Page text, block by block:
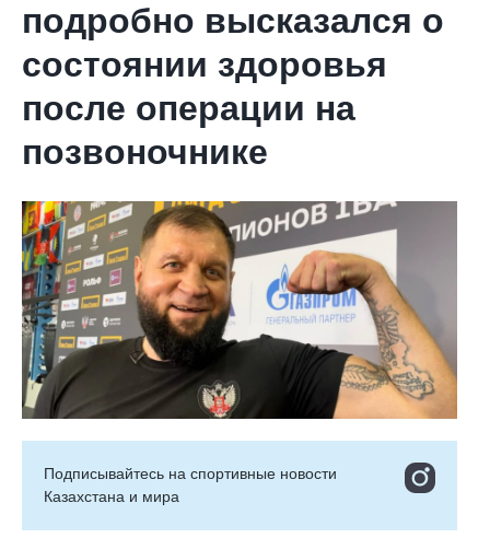
подробно высказался о
состоянии здоровья
после операции на
позвоночнике
Подписывайтесь на cпортивные новости
Казахстана и мира